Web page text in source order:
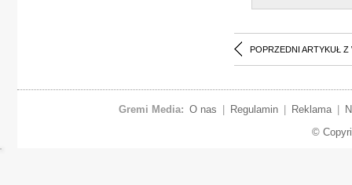
POPRZEDNI ARTYKUŁ Z
Gremi Media: O nas Regulamin Reklama
©